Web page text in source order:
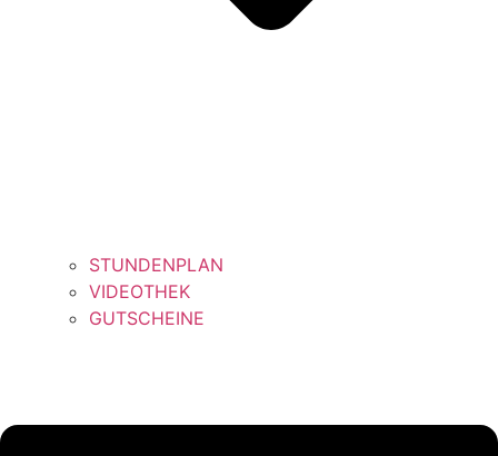
STUNDENPLAN
VIDEOTHEK
GUTSCHEINE